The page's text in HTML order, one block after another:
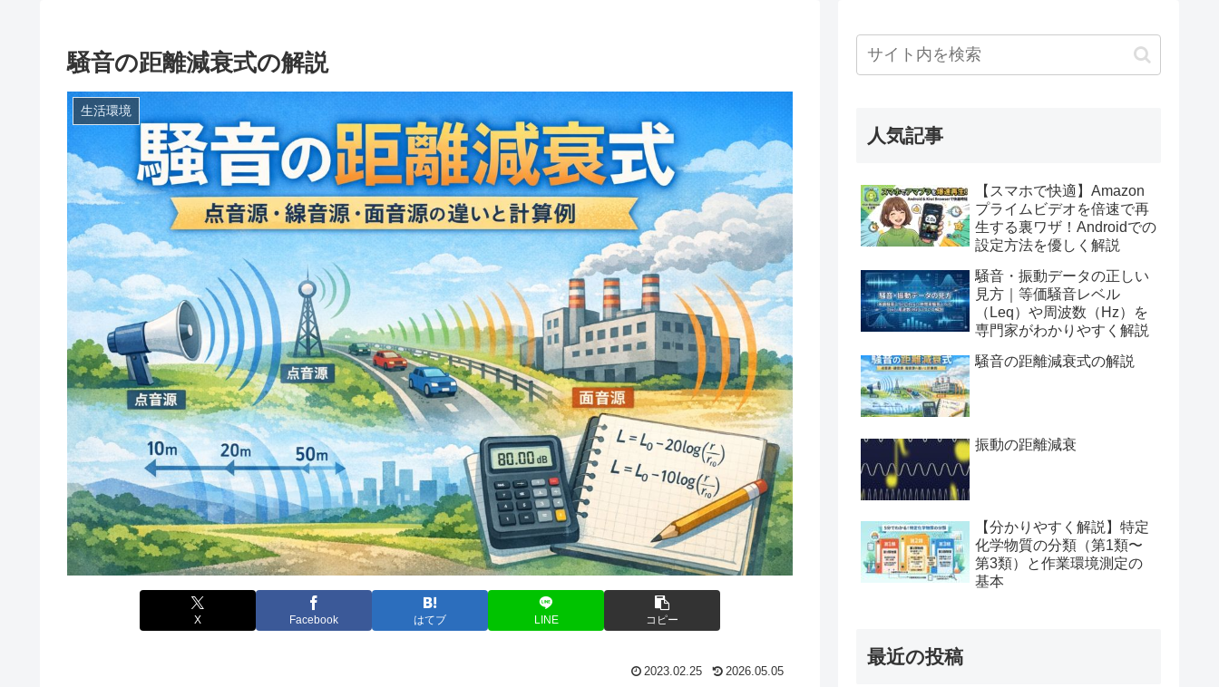
騒音の距離減衰式の解説
生活環境
X Facebook はてブ LINE コピー
2023.02.25 2026.05.05
人気記事
【スマホで快適】Amazon
プライムビデオを倍速で再
生する裏ワザ！Androidでの
設定方法を優しく解説
騒音・振動データの正しい
見方｜等価騒音レベル
（Leq）や周波数（Hz）を
専門家がわかりやすく解説
騒音の距離減衰式の解説
振動の距離減衰
【分かりやすく解説】特定
化学物質の分類（第1類〜
第3類）と作業環境測定の
基本
最近の投稿